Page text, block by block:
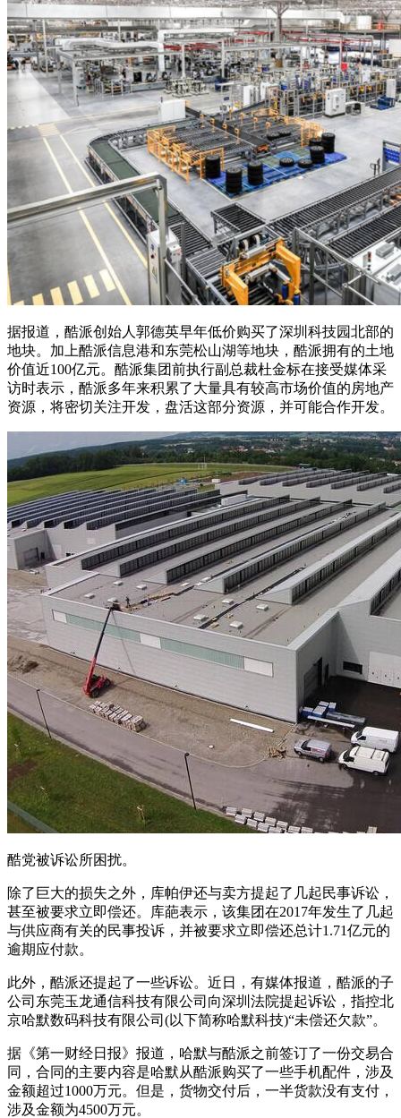
据报道，酷派创始人郭德英早年低价购买了深圳科技园北部的
地块。加上酷派信息港和东莞松山湖等地块，酷派拥有的土地
价值近100亿元。酷派集团前执行副总裁杜金标在接受媒体采
访时表示，酷派多年来积累了大量具有较高市场价值的房地产
资源，将密切关注开发，盘活这部分资源，并可能合作开发。
酷党被诉讼所困扰。
除了巨大的损失之外，库帕伊还与卖方提起了几起民事诉讼，
甚至被要求立即偿还。库葩表示，该集团在2017年发生了几起
与供应商有关的民事投诉，并被要求立即偿还总计1.71亿元的
逾期应付款。
此外，酷派还提起了一些诉讼。近日，有媒体报道，酷派的子
公司东莞玉龙通信科技有限公司向深圳法院提起诉讼，指控北
京哈默数码科技有限公司(以下简称哈默科技)“未偿还欠款”。
据《第一财经日报》报道，哈默与酷派之前签订了一份交易合
同，合同的主要内容是哈默从酷派购买了一些手机配件，涉及
金额超过1000万元。但是，货物交付后，一半货款没有支付，
涉及金额为4500万元。